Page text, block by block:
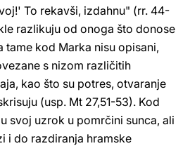
To rekavši, izdahnu" (rr. 44-
razlikuju od onoga što donose
tame kod Marka nisu opisani,
s nizom različitih
kao što su potres, otvaranje
(usp. Mt 27,51-53). Kod
svoj uzrok u pomrčini sunca, ali
i do razdiranja hramske